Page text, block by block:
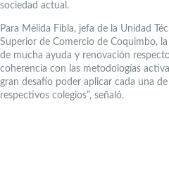
sociedad actual.
Para Mélida Fibla, jefa de la Unidad
Superior de Comercio de Coquimbo,
de mucha ayuda y renovación
coherencia con las metodologías
gran desafío poder aplicar cada una
respectivos colegios”, señaló.